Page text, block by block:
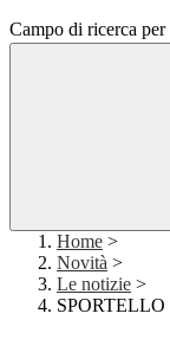
Campo di ricerca
Home >
Novità >
Le notizie >